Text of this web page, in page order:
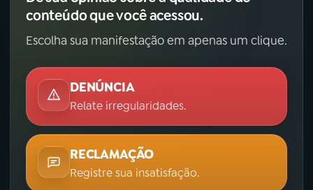
conteúdo que você acessou.
Escolha sua manifestação em apenas um clique.
DENÚNCIA
Relate irregularidades.
RECLAMAÇÃO
Registre sua insatisfação.